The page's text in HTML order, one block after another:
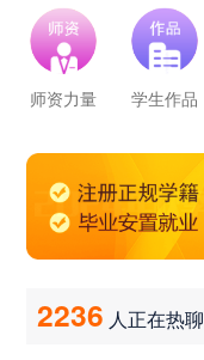
师资力量 学生作品
2236 人正在热聊
计算机应用与维修 50
幼儿教育 150
轨道交通车辆运检 50
公路施工与养护 30
工业机器人运维 50